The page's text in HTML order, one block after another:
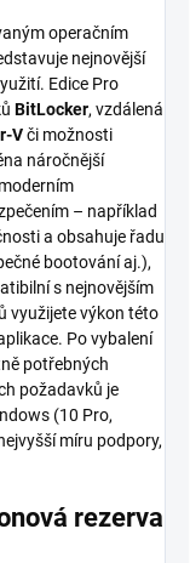
operačním
nejnovější
Edice Pro
BitLocker, vzdálená
Vči možnosti
náročnější
– například
a obsahuje řadu
bootování aj.),
s nejnovějším
využijete výkon této
Po vybalení
potřebných
požadavků je
(10 Pro,
míru podpory,
rezerva